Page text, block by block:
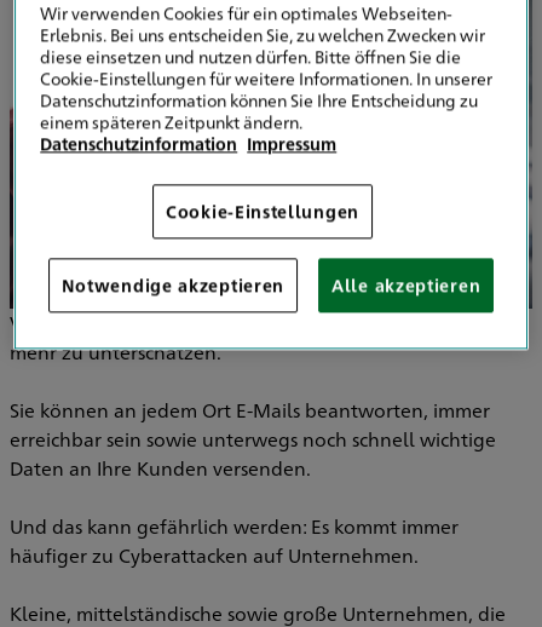
Vor allem in der heutigen Zeit ist die digitale Welt nicht
mehr zu unterschätzen.
Sie können an jedem Ort E-Mails beantworten, immer
erreichbar sein sowie unterwegs noch schnell wichtige
Daten an Ihre Kunden versenden.
Und das kann gefährlich werden: Es kommt immer
häufiger zu Cyberattacken auf Unternehmen.
Kleine, mittelständische sowie große Unternehmen, die
Wir verwenden Cookies für ein optimales Webseiten-
Erlebnis. Bei uns entscheiden Sie, zu welchen Zwecken wir
diese einsetzen und nutzen dürfen. Bitte öffnen Sie die
Cookie-Einstellungen für weitere Informationen. In unserer
Datenschutzinformation können Sie Ihre Entscheidung zu
einem späteren Zeitpunkt ändern.
Datenschutzinformation Impressum
Cookie-Einstellungen
Notwendige akzeptieren Alle akzeptieren